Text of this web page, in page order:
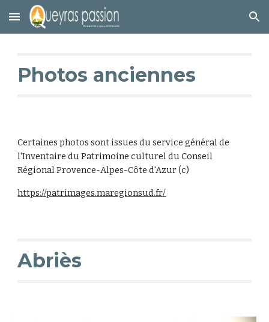
Skip to main content Skip to navigation
Photos anciennes
Certaines photos sont issues du service général de
l'Inventaire du Patrimoine culturel du Conseil
Régional Provence-Alpes-Côte d'Azur (c)
https://patrimages.maregionsud.fr/
Abriès